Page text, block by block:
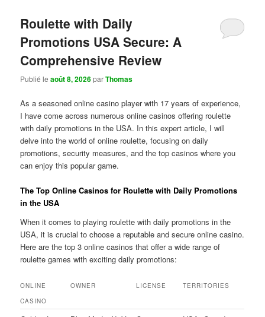
Roulette with Daily
Promotions USA Secure: A
Comprehensive Review
Publié leaoût 8, 2026parThomas
As a seasoned online casino player with 17 years of experience,
I have come across numerous online casinos offering roulette
with daily promotions in the USA. In this expert article, I will
delve into the world of online roulette, focusing on daily
promotions, security measures, and the top casinos where you
can enjoy this popular game.
The Top Online Casinos for Roulette with Daily Promotions
in the USA
When it comes to playing roulette with daily promotions in the
USA, it is crucial to choose a reputable and secure online casino.
Here are the top 3 online casinos that offer a wide range of
roulette games with exciting daily promotions:
ONLINE
CASINO
OWNER LICENSE TERRITORIES